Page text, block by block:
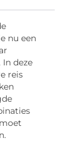
nu een
deze
reis